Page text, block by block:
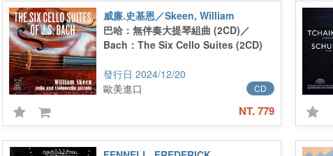
威廉.史基恩／Skeen, William
巴哈：無伴奏大提琴組曲 (2CD)／
Bach：The Six Cello Suites (2CD)
2024/12/20
CD
歐美進口
NT. 779